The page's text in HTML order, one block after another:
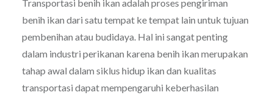
Transportasi benih ikan adalah proses pengiriman
benih ikan dari satu tempat ke tempat lain untuk tujuan
pembenihan atau budidaya. Hal ini sangat penting
dalam industri perikanan karena benih ikan merupakan
tahap awal dalam siklus hidup ikan dan kualitas
transportasi dapat mempengaruhi keberhasilan